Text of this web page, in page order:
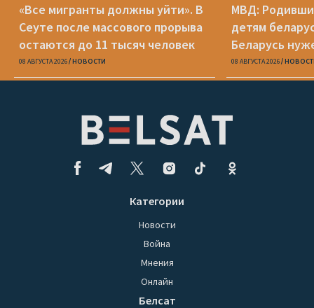
«Все мигранты должны уйти». В
Сеуте после массового прорыва
остаются до 11 тысяч человек
08 АВГУСТА 2026 НОВОСТИ
МВД:
детям
Беларусь
паспорт
08 АВГУСТА 2026
Категории
Новости
Война
Мнения
Онлайн
Белсат